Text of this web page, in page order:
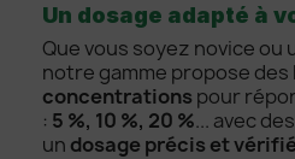
Un dosage adapté à
Que vous soyez novice
notre gamme propose des
concentrations pour
: 5 %, 10 %, 20 %... avec
un dosage précis et vérifié